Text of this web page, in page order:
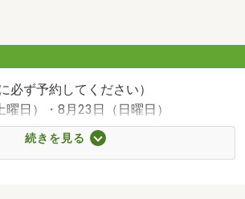
必ず予約してください）
日）・8月23日（日曜日）
続きを見る